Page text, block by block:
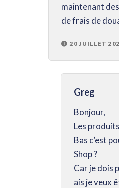
maintenant
de frais de
20 JUILLET
Greg
Bonjour,
Les
Bas c’est
Shop ?
Car je dois
ais je veux